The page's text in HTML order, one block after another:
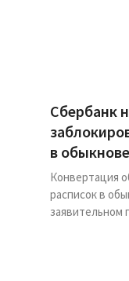
Сбербанк
в
Конвертация
расписок в
заявительном